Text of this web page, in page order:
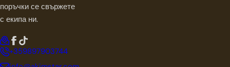
поръчки се свържете
с екипа ни.
+359897903744